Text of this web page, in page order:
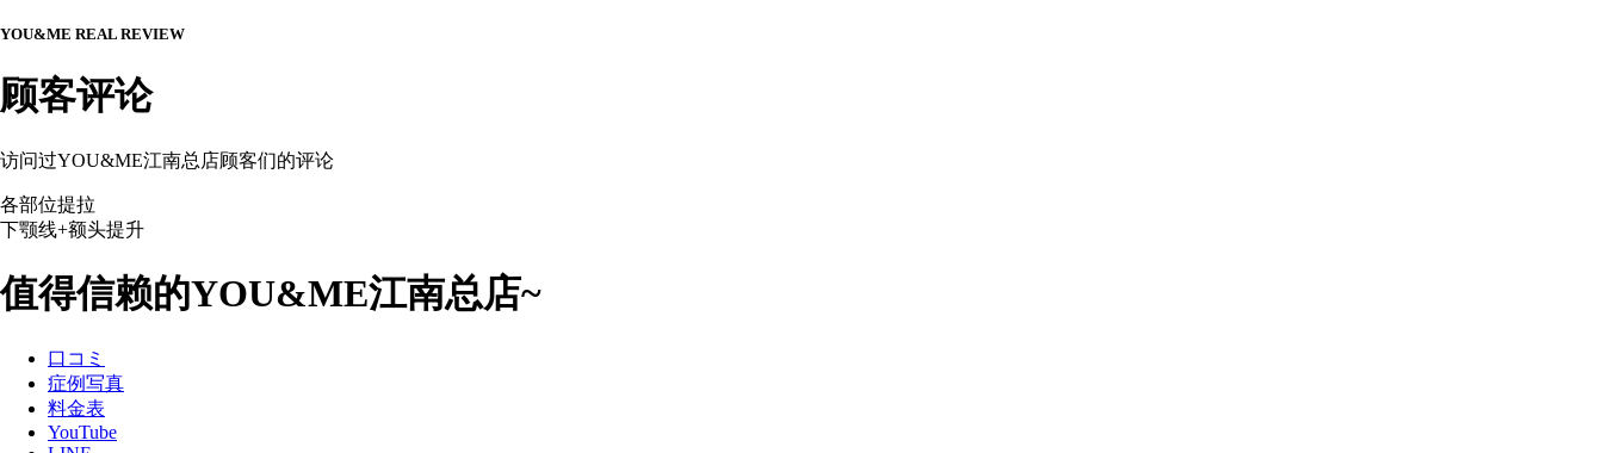
YOU&ME REAL REVIEW
顾客评论
访问过YOU&ME江南总店顾客们的评论
各部位提拉
下颚线+额头提升
值得信赖的YOU&ME江南总店~
口コミ
症例写真
料金表
YouTube